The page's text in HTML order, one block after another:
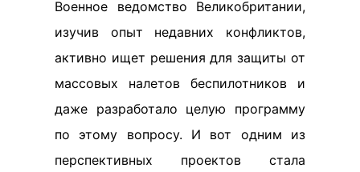
Военное ведомство Великобритании,
изучив опыт недавних конфликтов,
активно ищет решения для защиты от
массовых налетов беспилотников и
даже разработало целую программу
по этому вопросу. И вот одним из
перспективных проектов стала